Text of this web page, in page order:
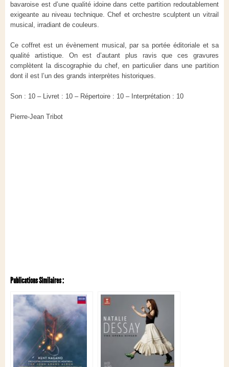
bavaroise est d’une qualité idoine dans cette partition redoutablement
exigeante au niveau technique. Chef et orchestre sculptent un vitrail
musical, irradiant de couleurs.
Ce coffret est un évènement musical, par sa portée éditoriale et sa
qualité artistique. On est d’autant plus ravis que ces gravures
complètent la discographie du chef, en particulier dans une partition
dont il est l’un des grands interprètes historiques.
Son : 10 – Livret : 10 – Répertoire : 10 – Interprétation : 10
Pierre-Jean Tribot
Publications Similaires :